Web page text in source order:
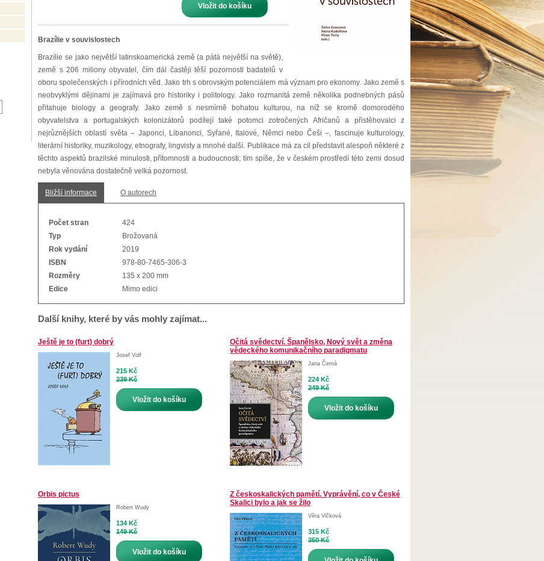
Vložit do košíku
Brazílie v souvislostech
Brazílie se jako největší latinskoamerická země (a pátá největší na světě),
země s 206 miliony obyvatel, čím dál častěji těší pozornosti badatelů v
oboru společenských i přírodních věd. Jako trh s obrovským potenciálem má význam pro ekonomy. Jako země s
neobvyklými dějinami je zajímavá pro historiky i politology. Jako rozmanitá země několika podnebných pásů
přitahuje biology a geografy. Jako země s nesmírně bohatou kulturou, na níž se kromě domorodého
obyvatelstva a portugalských kolonizátorů podílejí také potomci zotročených Afričanů a přistěhovalci z
nejrůznějších oblastí světa ‒ Japonci, Libanonci, Syřané, Italové, Němci nebo Češi –, fascinuje kulturology,
literární historiky, muzikology, etnografy, lingvisty a mnohé další. Publikace má za cíl představit alespoň některé z
těchto aspektů brazilské minulosti, přítomnosti a budoucnosti; tím spíše, že v českém prostředí této zemi dosud
nebyla věnována dostatečně velká pozornost.
Bližší informace O autorech
Počet stran
424
Typ
Brožovaná
Rok vydání
2019
ISBN
978-80-7465-306-3
Rozměry
135 x 200 mm
Edice
Mimo edici
Další knihy, které by vás mohly zajímat...
Ještě je to (furt) dobrý
Josef Volf
215 Kč
239 Kč
Vložit do košíku
Očitá svědectví. Španělsko, Nový svět a změna
vědeckého komunikačního paradigmatu
Jana Černá
224 Kč
249 Kč
Vložit do košíku
Orbis pictus
Robert Wudy
134 Kč
149 Kč
Vložit do košíku
Z českoskalických pamětí. Vyprávění, co v České
Skalici bylo a jak se žilo
Věra Vlčková
315 Kč
350 Kč